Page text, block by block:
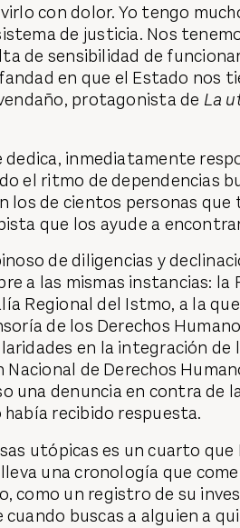
con dolor. Yo tengo
de justicia. Nos
de sensibilidad de
en que el Estado nos
protagonista de La
inmediatamente
el ritmo de dependencias
los de cientos personas que
que los ayude a
de diligencias y
a las mismas instancias: la
Regional del Istmo, a la
de los Derechos
en la integración de
de Derechos
una denuncia en contra de
recibido respuesta.
utópicas es un cuarto
una cronología que
como un registro de su
buscas a alguien a